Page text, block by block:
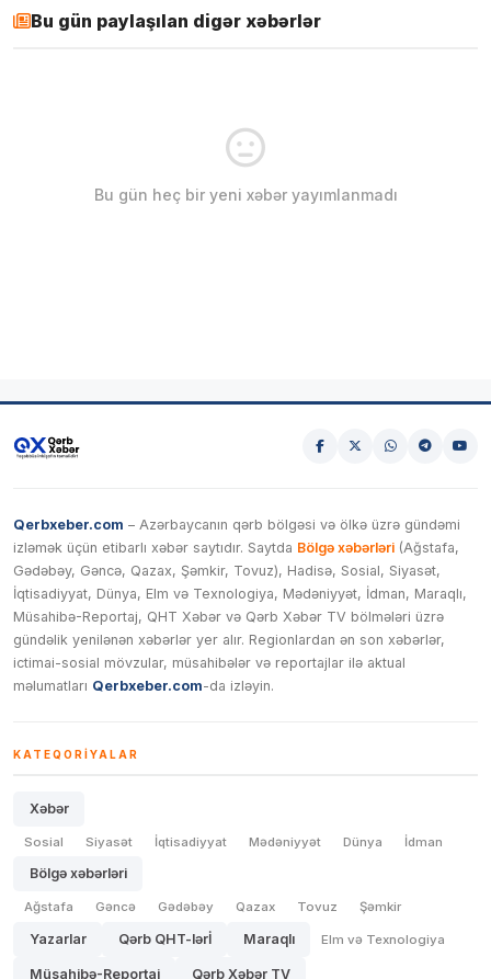
Bu gün paylaşılan digər xəbərlər
Bu gün heç bir yeni xəbər yayımlanmadı
Qerbxeber.com – Azərbaycanın qərb bölgəsi və ölkə üzrə gündəmi
izləmək üçün etibarlı xəbər saytıdır. Saytda Bölgə xəbərləri (Ağstafa,
Gədəbəy, Gəncə, Qazax, Şəmkir, Tovuz), Hadisə, Sosial, Siyasət,
İqtisadiyyat, Dünya, Elm və Texnologiya, Mədəniyyət, İdman, Maraqlı,
Müsahibə-Reportaj, QHT Xəbər və Qərb Xəbər TV bölmələri üzrə
gündəlik yenilənən xəbərlər yer alır. Regionlardan ən son xəbərlər,
ictimai-sosial mövzular, müsahibələr və reportajlar ilə aktual
məlumatları Qerbxeber.com-da izləyin.
KATEQORIYALAR
Xəbər
Sosial Siyasət İqtisadiyyat Mədəniyyət Dünya İdman
Bölgə xəbərləri
Ağstafa Gəncə Gədəbəy Qazax Tovuz Şəmkir
Yazarlar Qərb QHT-lərİ Maraqlı Elm və Texnologiya
Müsahibə-Reportaj Qərb Xəbər TV